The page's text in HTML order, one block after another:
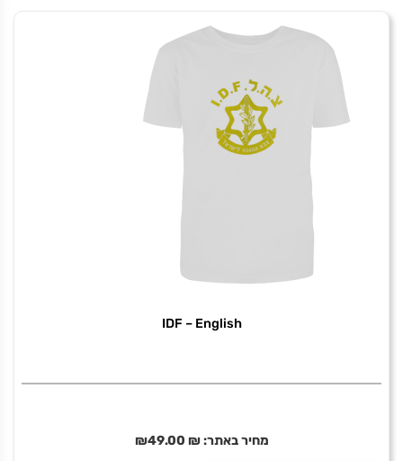
IDF – English
מחיר באתר:₪
₪49.00